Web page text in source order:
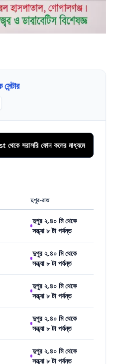
সরাসরি ফোন কলের মাধ্যমে অথবা
দুপুর-রাত
দুপুর ২.৪০ মি থেকে
সন্ধ্যা ৮ টা পর্যন্ত
দুপুর ২.৪০ মি থেকে
সন্ধ্যা ৮ টা পর্যন্ত
দুপুর ২.৪০ মি থেকে
সন্ধ্যা ৮ টা পর্যন্ত
দুপুর ২.৪০ মি থেকে
সন্ধ্যা ৮ টা পর্যন্ত
দুপুর ২.৪০ মি থেকে
সন্ধ্যা ৮ টা পর্যন্ত